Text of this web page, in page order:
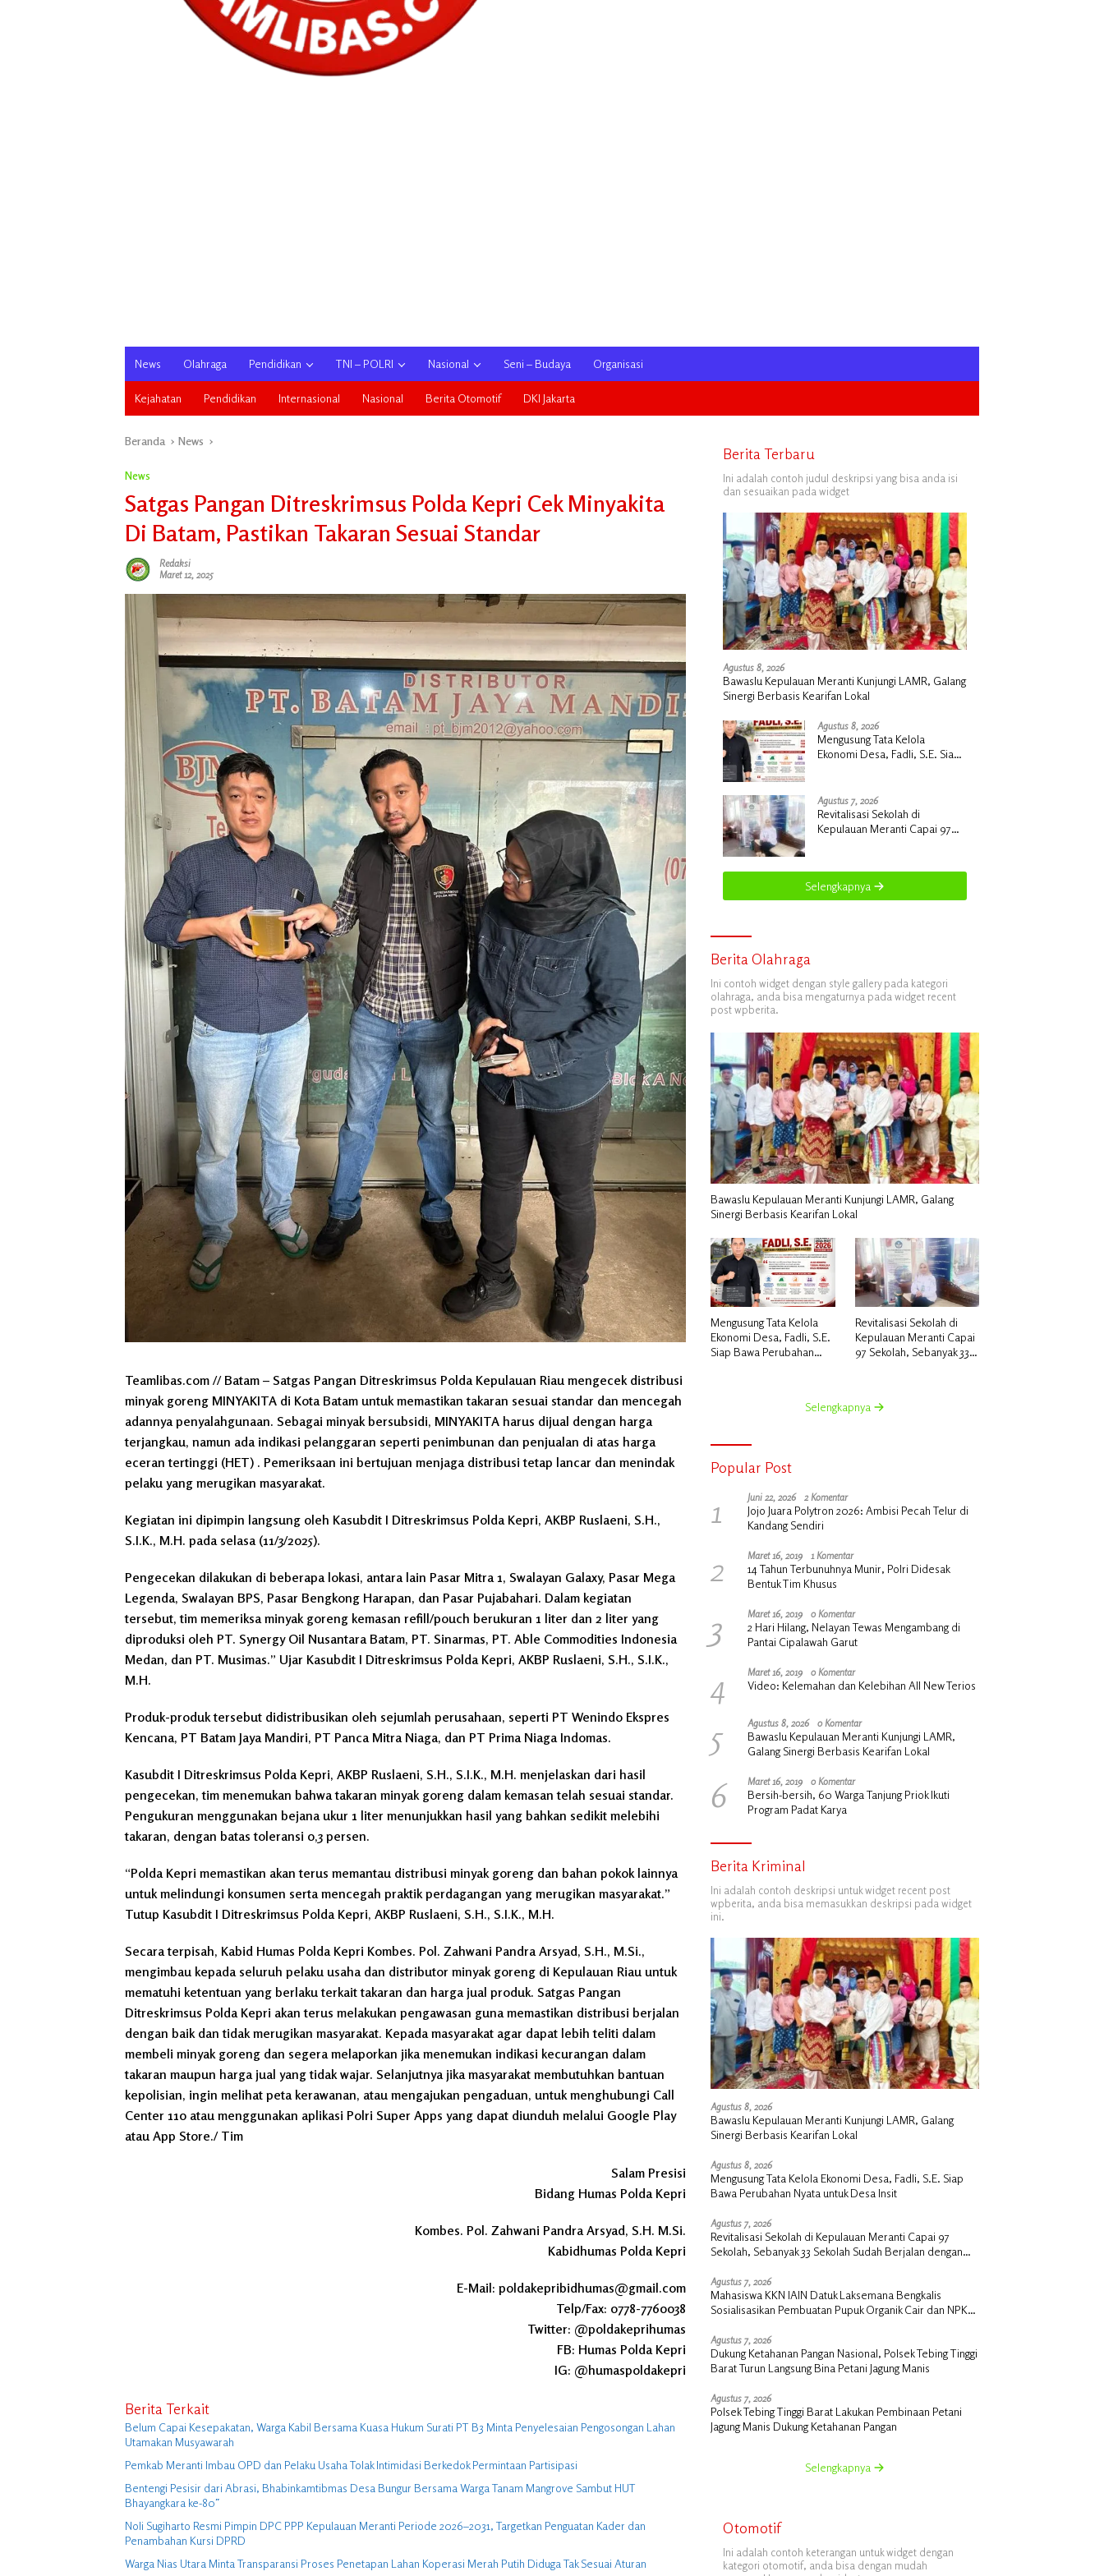
News Olahraga Pendidikan TNI – POLRI Nasional Seni – Budaya Organisasi
Kejahatan Pendidikan Internasional Nasional Berita Otomotif DKI Jakarta
Beranda News
News
Satgas Pangan Ditreskrimsus Polda Kepri Cek Minyakita
Di Batam, Pastikan Takaran Sesuai Standar
Redaksi
Maret 12, 2025
Teamlibas.com // Batam – Satgas Pangan Ditreskrimsus Polda Kepulauan Riau mengecek distribusi
minyak goreng MINYAKITA di Kota Batam untuk memastikan takaran sesuai standar dan mencegah
adannya penyalahgunaan. Sebagai minyak bersubsidi, MINYAKITA harus dijual dengan harga
terjangkau, namun ada indikasi pelanggaran seperti penimbunan dan penjualan di atas harga
eceran tertinggi (HET) . Pemeriksaan ini bertujuan menjaga distribusi tetap lancar dan menindak
pelaku yang merugikan masyarakat.
Kegiatan ini dipimpin langsung oleh Kasubdit I Ditreskrimsus Polda Kepri, AKBP Ruslaeni, S.H.,
S.I.K., M.H. pada selasa (11/3/2025).
Pengecekan dilakukan di beberapa lokasi, antara lain Pasar Mitra 1, Swalayan Galaxy, Pasar Mega
Legenda, Swalayan BPS, Pasar Bengkong Harapan, dan Pasar Pujabahari. Dalam kegiatan
tersebut, tim memeriksa minyak goreng kemasan refill/pouch berukuran 1 liter dan 2 liter yang
diproduksi oleh PT. Synergy Oil Nusantara Batam, PT. Sinarmas, PT. Able Commodities Indonesia
Medan, dan PT. Musimas.” Ujar Kasubdit I Ditreskrimsus Polda Kepri, AKBP Ruslaeni, S.H., S.I.K.,
M.H.
Produk-produk tersebut didistribusikan oleh sejumlah perusahaan, seperti PT Wenindo Ekspres
Kencana, PT Batam Jaya Mandiri, PT Panca Mitra Niaga, dan PT Prima Niaga Indomas.
Kasubdit I Ditreskrimsus Polda Kepri, AKBP Ruslaeni, S.H., S.I.K., M.H. menjelaskan dari hasil
pengecekan, tim menemukan bahwa takaran minyak goreng dalam kemasan telah sesuai standar.
Pengukuran menggunakan bejana ukur 1 liter menunjukkan hasil yang bahkan sedikit melebihi
takaran, dengan batas toleransi 0,3 persen.
“Polda Kepri memastikan akan terus memantau distribusi minyak goreng dan bahan pokok lainnya
untuk melindungi konsumen serta mencegah praktik perdagangan yang merugikan masyarakat.”
Tutup Kasubdit I Ditreskrimsus Polda Kepri, AKBP Ruslaeni, S.H., S.I.K., M.H.
Secara terpisah, Kabid Humas Polda Kepri Kombes. Pol. Zahwani Pandra Arsyad, S.H., M.Si.,
mengimbau kepada seluruh pelaku usaha dan distributor minyak goreng di Kepulauan Riau untuk
mematuhi ketentuan yang berlaku terkait takaran dan harga jual produk. Satgas Pangan
Ditreskrimsus Polda Kepri akan terus melakukan pengawasan guna memastikan distribusi berjalan
dengan baik dan tidak merugikan masyarakat. Kepada masyarakat agar dapat lebih teliti dalam
membeli minyak goreng dan segera melaporkan jika menemukan indikasi kecurangan dalam
takaran maupun harga jual yang tidak wajar. Selanjutnya jika masyarakat membutuhkan bantuan
kepolisian, ingin melihat peta kerawanan, atau mengajukan pengaduan, untuk menghubungi Call
Center 110 atau menggunakan aplikasi Polri Super Apps yang dapat diunduh melalui Google Play
atau App Store./ Tim
Salam Presisi
Bidang Humas Polda Kepri
Kombes. Pol. Zahwani Pandra Arsyad, S.H. M.Si.
Kabidhumas Polda Kepri
E-Mail: poldakepribidhumas@gmail.com
Telp/Fax: 0778-7760038
Twitter: @poldakeprihumas
FB: Humas Polda Kepri
IG: @humaspoldakepri
Berita Terkait
Belum Capai Kesepakatan, Warga Kabil Bersama Kuasa Hukum Surati PT B3 Minta Penyelesaian Pengosongan Lahan
Utamakan Musyawarah
Pemkab Meranti Imbau OPD dan Pelaku Usaha Tolak Intimidasi Berkedok Permintaan Partisipasi
Bentengi Pesisir dari Abrasi, Bhabinkamtibmas Desa Bungur Bersama Warga Tanam Mangrove Sambut HUT
Bhayangkara ke-80″
Noli Sugiharto Resmi Pimpin DPC PPP Kepulauan Meranti Periode 2026–2031, Targetkan Penguatan Kader dan
Penambahan Kursi DPRD
Warga Nias Utara Minta Transparansi Proses Penetapan Lahan Koperasi Merah Putih Diduga Tak Sesuai Aturan
Berita Terbaru
Ini adalah contoh judul deskripsi yang bisa anda isi
dan sesuaikan pada widget
Agustus 8, 2026
Bawaslu Kepulauan Meranti Kunjungi LAMR, Galang
Sinergi Berbasis Kearifan Lokal
Agustus 8, 2026
Mengusung Tata Kelola
Ekonomi Desa, Fadli, S.E. Siap
Agustus 7, 2026
Revitalisasi Sekolah di
Kepulauan Meranti Capai 97
Dukungan Anggaran Rp18 Miliar
Selengkapnya
Berita Olahraga
Ini contoh widget dengan style gallery pada kategori
olahraga, anda bisa mengaturnya pada widget recent
post wpberita.
Bawaslu Kepulauan Meranti Kunjungi LAMR, Galang
Sinergi Berbasis Kearifan Lokal
Mengusung Tata Kelola
Ekonomi Desa, Fadli, S.E.
Siap Bawa Perubahan
Revitalisasi Sekolah di
Kepulauan Meranti Capai
97 Sekolah, Sebanyak 33
Selengkapnya
Popular Post
1 Juni 22, 2026 2 Komentar
Jojo Juara Polytron 2026: Ambisi Pecah Telur di
Kandang Sendiri
2 Maret 16, 2019 1 Komentar
14 Tahun Terbunuhnya Munir, Polri Didesak
Bentuk Tim Khusus
3 Maret 16, 2019 0 Komentar
2 Hari Hilang, Nelayan Tewas Mengambang di
Pantai Cipalawah Garut
4 Maret 16, 2019 0 Komentar
Video: Kelemahan dan Kelebihan All New Terios
5 Agustus 8, 2026 0 Komentar
Bawaslu Kepulauan Meranti Kunjungi LAMR,
Galang Sinergi Berbasis Kearifan Lokal
6 Maret 16, 2019 0 Komentar
Bersih-bersih, 60 Warga Tanjung Priok Ikuti
Program Padat Karya
Berita Kriminal
Ini adalah contoh deskripsi untuk widget recent post
wpberita, anda bisa memasukkan deskripsi pada widget
ini.
Agustus 8, 2026
Bawaslu Kepulauan Meranti Kunjungi LAMR, Galang
Sinergi Berbasis Kearifan Lokal
Agustus 8, 2026
Mengusung Tata Kelola Ekonomi Desa, Fadli, S.E. Siap
Bawa Perubahan Nyata untuk Desa Insit
Agustus 7, 2026
Revitalisasi Sekolah di Kepulauan Meranti Capai 97
Sekolah, Sebanyak 33 Sekolah Sudah Berjalan dengan
Agustus 7, 2026
Mahasiswa KKN IAIN Datuk Laksemana Bengkalis
Sosialisasikan Pembuatan Pupuk Organik Cair dan NPK
Agustus 7, 2026
Dukung Ketahanan Pangan Nasional, Polsek Tebing Tinggi
Barat Turun Langsung Bina Petani Jagung Manis
Agustus 7, 2026
Polsek Tebing Tinggi Barat Lakukan Pembinaan Petani
Jagung Manis Dukung Ketahanan Pangan
Selengkapnya
Otomotif
Ini adalah contoh keterangan untuk widget dengan
kategori otomotif, anda bisa dengan mudah